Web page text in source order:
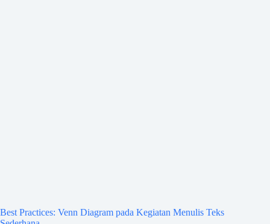
Best Practices: Venn Diagram pada Kegiatan Menulis Teks